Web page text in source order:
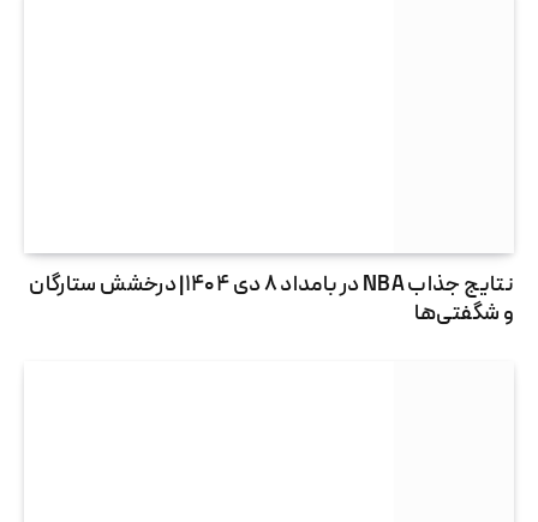
نتایج جذاب NBA در بامداد ۸ دی ۱۴۰۴| درخشش ستارگان
و شگفتی‌ها